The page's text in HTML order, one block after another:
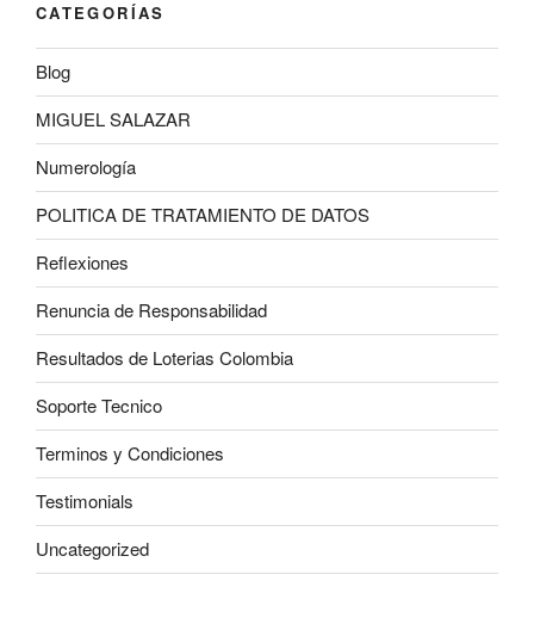
CATEGORÍAS
Blog
MIGUEL SALAZAR
Numerología
POLITICA DE TRATAMIENTO DE DATOS
Reflexiones
Renuncia de Responsabilidad
Resultados de Loterias Colombia
Soporte Tecnico
Terminos y Condiciones
Testimonials
Uncategorized